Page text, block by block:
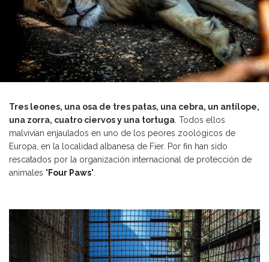
Tres leones, una osa de tres patas, una cebra, un antílope,
una zorra, cuatro ciervos y una tortuga. Todos ellos
malvivían enjaulados en uno de los peores zoológicos de
Europa, en la localidad albanesa de Fier. Por fin han sido
rescatados por la organización internacional de protección de
animales 'Four Paws'.